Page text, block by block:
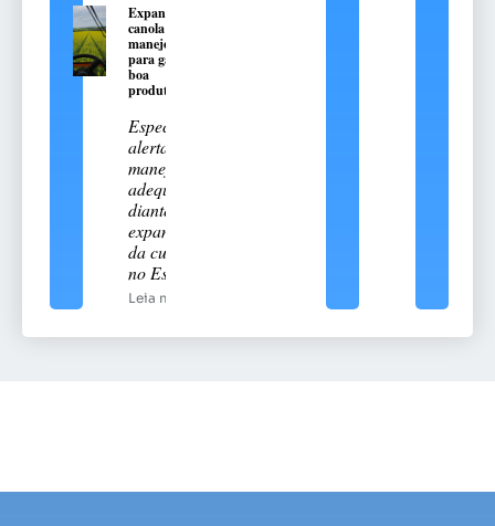
Expansão da
canola exige
manejo técnico
para garantir
boa
produtividade
Especialista
alerta para
manejo
adequado
diante da
expansão
da cultura
no Estado
Leia mais